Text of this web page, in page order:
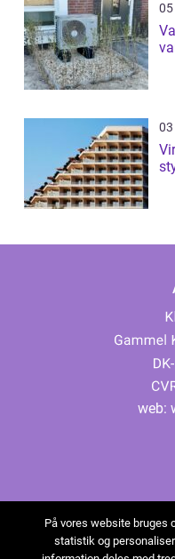
web:
På vores website bruges
statistik og